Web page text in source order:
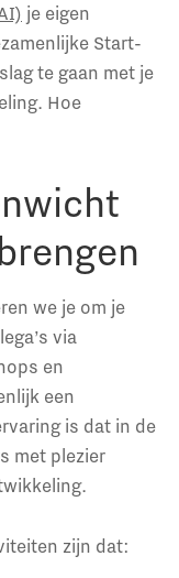
je eigen
Start-
te gaan met je
Hoe
we je om je
via
en
een
is dat in de
met plezier
zijn dat: